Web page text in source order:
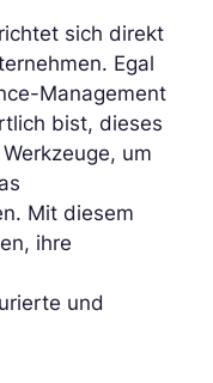
sich direkt
Egal
Management
bist, dieses
um
Mit diesem
ihre
und